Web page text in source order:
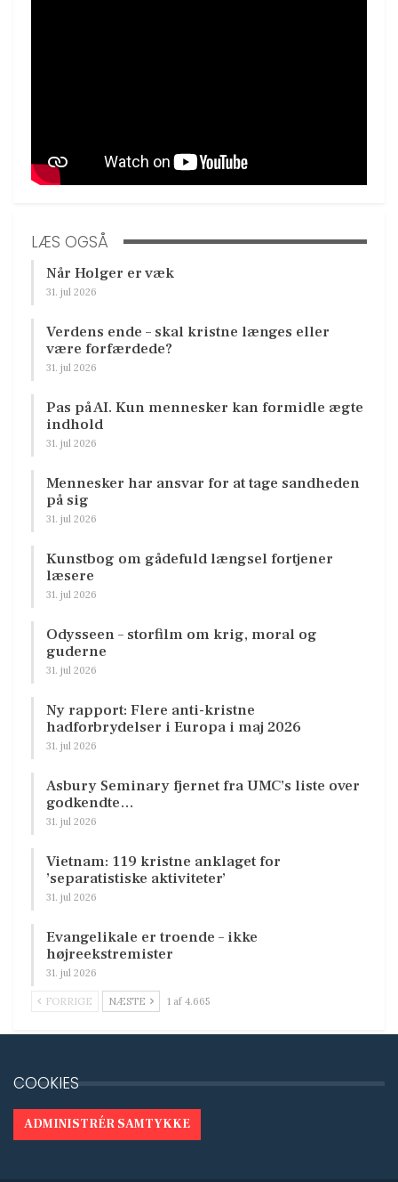
LÆS OGSÅ
Når Holger er væk
31. jul 2026
Verdens ende – skal kristne længes eller
være forfærdede?
31. jul 2026
Pas på AI. Kun mennesker kan formidle ægte
indhold
31. jul 2026
Mennesker har ansvar for at tage sandheden
på sig
31. jul 2026
Kunstbog om gådefuld længsel fortjener
læsere
31. jul 2026
Odysseen – storfilm om krig, moral og
guderne
31. jul 2026
Ny rapport: Flere anti-kristne
hadforbrydelser i Europa i maj 2026
31. jul 2026
Asbury Seminary fjernet fra UMC’s liste over
godkendte…
31. jul 2026
Vietnam: 119 kristne anklaget for
’separatistiske aktiviteter’
31. jul 2026
Evangelikale er troende – ikke
højreekstremister
31. jul 2026
FORRIGE NÆSTE 1 af 4.665
COOKIES
ADMINISTRÉR SAMTYKKE